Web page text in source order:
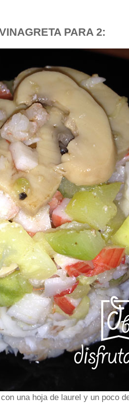
PARA 2:
una hoja de laurel y un poco